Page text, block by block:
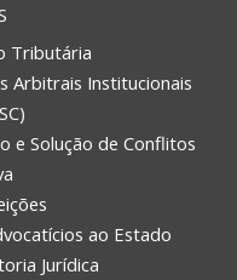
Tributária
Arbitrais Institucionais
e Solução de Conflitos
ao Estado
Jurídica